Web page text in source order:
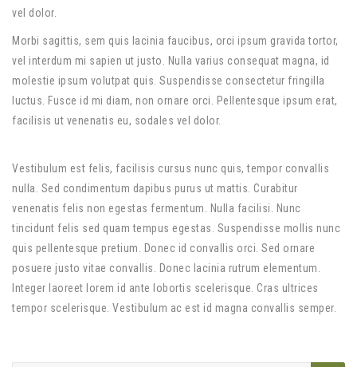
vel dolor.
Morbi sagittis, sem quis lacinia faucibus, orci ipsum gravida tortor,
vel interdum mi sapien ut justo. Nulla varius consequat magna, id
molestie ipsum volutpat quis. Suspendisse consectetur fringilla
luctus. Fusce id mi diam, non ornare orci. Pellentesque ipsum erat,
facilisis ut venenatis eu, sodales vel dolor.
Vestibulum est felis, facilisis cursus nunc quis, tempor convallis
nulla. Sed condimentum dapibus purus ut mattis. Curabitur
venenatis felis non egestas fermentum. Nulla facilisi. Nunc
tincidunt felis sed quam tempus egestas. Suspendisse mollis nunc
quis pellentesque pretium. Donec id convallis orci. Sed ornare
posuere justo vitae convallis. Donec lacinia rutrum elementum.
Integer laoreet lorem id ante lobortis scelerisque. Cras ultrices
tempor scelerisque. Vestibulum ac est id magna convallis semper.